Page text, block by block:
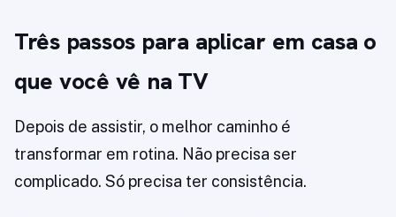
Três passos para aplicar em casa o
que você vê na TV
Depois de assistir, o melhor caminho é
transformar em rotina. Não precisa ser
complicado. Só precisa ter consistência.